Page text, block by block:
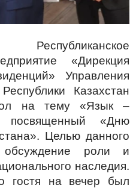
«Дирекция
Управления
Казахстан
на тему «Язык –
посвященный «Дню
Целью данного
роли и
наследия.
гостя на вечер был